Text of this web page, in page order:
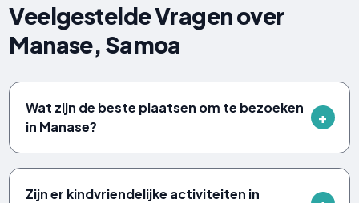
Veelgestelde Vragen over
Manase, Samoa
Wat zijn de beste plaatsen om te bezoeken
in Manase?
Zijn er kindvriendelijke activiteiten in